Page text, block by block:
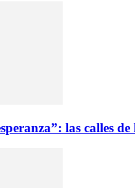
las calles